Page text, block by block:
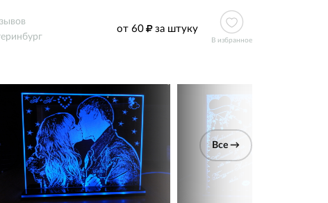
от 60 за штуку
В избранное
Все →